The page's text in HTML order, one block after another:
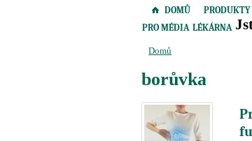
DOMŮ
PRO MÉDIA LÉKÁRNA
Domů
borůvka